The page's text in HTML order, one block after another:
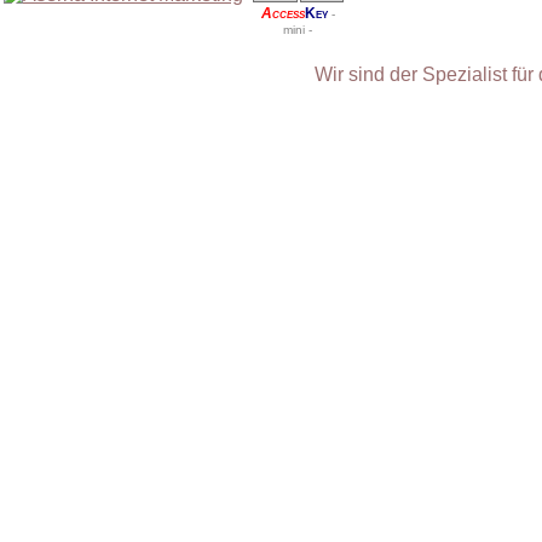
AccessKey -
mini -
Wir sind der Spezialist